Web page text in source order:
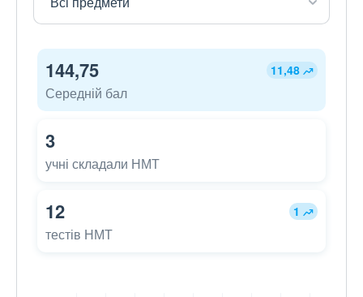
144,75 11,48
Середній бал
3
учні складали НМТ
12 1
тестів НМТ